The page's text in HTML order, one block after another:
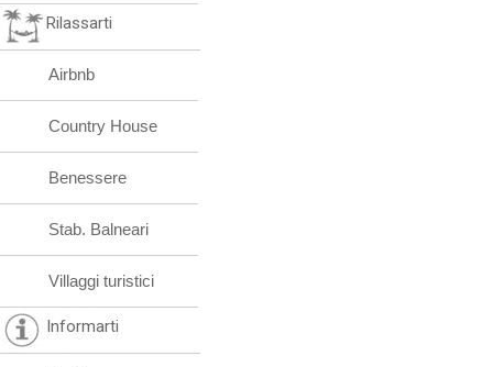
Rilassarti
Airbnb
Country House
Benessere
Stab. Balneari
Villaggi turistici
Informarti